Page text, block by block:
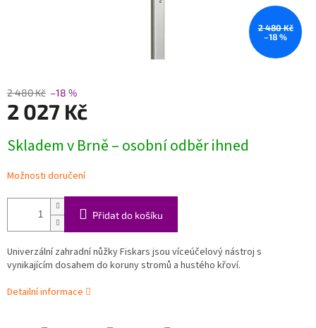
2 480 Kč
–18 %
2 480 Kč –18 %
2 027 Kč
cena:
Skladem v Brně – osobní odběr ihned
Možnosti doručení
Přidat do košíku
Univerzální zahradní nůžky Fiskars jsou víceúčelový nástroj s
vynikajícím dosahem do koruny stromů a hustého křoví.
Detailní informace